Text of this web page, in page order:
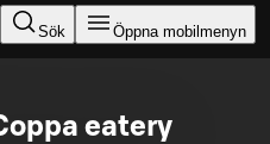
Sök Öppna mobilmenyn
eatery